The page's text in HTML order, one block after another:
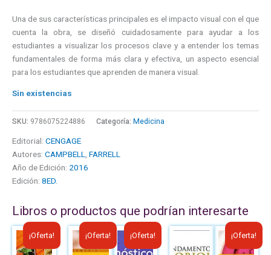
Una de sus características principales es el impacto visual con el que
cuenta la obra, se diseñó cuidadosamente para ayudar a los
estudiantes a visualizar los procesos clave y a entender los temas
fundamentales de forma más clara y efectiva, un aspecto esencial
para los estudiantes que aprenden de manera visual.
Sin existencias
SKU: 9786075224886 Categoría: Medicina
Editorial: CENGAGE
Autores: CAMPBELL, FARRELL
Año de Edición: 2016
Edición: 8ED.
Libros o productos que podrían interesarte
¡Oferta!
El
precio
El
precio
¡Oferta!
El
precio
El
precio
¡Oferta!
El
precio
El
precio
¡Oferta!
El
precio
El
precio